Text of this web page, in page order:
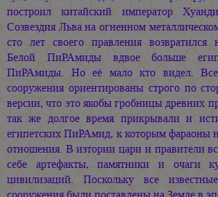
построил китайский император
Созвездия Льва на огненном
сто лет своего правления возвратился
Белой ПиРАмиды вдвое больше
ПиРАмиды. Но её мало кто видел.
сооружения ориентированы строго по
версии, что это якобы гробницы древних
так же долгое время прикрывали и
египетских ПиРАмид, к которым фараоны
отношения. В изтории цари и правители
себе артефакты, памятники и очаги
цивилизаций. Поскольку все